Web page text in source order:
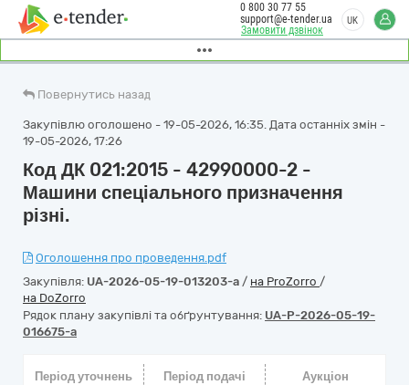
Замовити дзвінок
0 800 30 77 55
support@e-tender.ua
UK
Повернутись назад
Закупівлю оголошено - 19-05-2026, 16:35. Дата останніх змін -
19-05-2026, 17:26
Код ДК 021:2015 - 42990000-2 -
Машини спеціального призначення
різні.
Оголошення про проведення.pdf
Закупівля: UA-2026-05-19-013203-a / на ProZorro /
на DoZorro
Рядок плану закупівлі та обґрунтування: UA-P-2026-05-19-
016675-a
Період уточнень
Період подачі
Аукціон